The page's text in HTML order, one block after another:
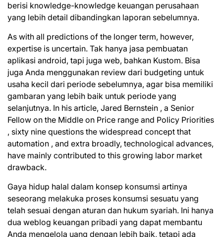
berisi knowledge-knowledge keuangan perusahaan
yang lebih detail dibandingkan laporan sebelumnya.
As with all predictions of the longer term, however,
expertise is uncertain. Tak hanya jasa pembuatan
aplikasi android, tapi juga web, bahkan Kustom. Bisa
juga Anda menggunakan review dari budgeting untuk
usaha kecil dari periode sebelumnya, agar bisa memiliki
gambaran yang lebih baik untuk periode yang
selanjutnya. In his article, Jared Bernstein , a Senior
Fellow on the Middle on Price range and Policy Priorities
, sixty nine questions the widespread concept that
automation , and extra broadly, technological advances,
have mainly contributed to this growing labor market
drawback.
Gaya hidup halal dalam konsep konsumsi artinya
seseorang melakuka proses konsumsi sesuatu yang
telah sesuai dengan aturan dan hukum syariah. Ini hanya
dua weblog keuangan pribadi yang dapat membantu
Anda mengelola uang dengan lebih baik, tetapi ada